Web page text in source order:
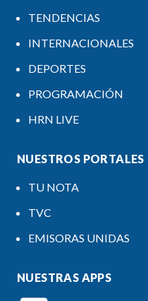
TENDENCIAS
INTERNACIONALES
DEPORTES
PROGRAMACIÓN
HRN LIVE
NUESTROS PORTALES
TU NOTA
TVC
EMISORAS UNIDAS
NUESTRAS APPS